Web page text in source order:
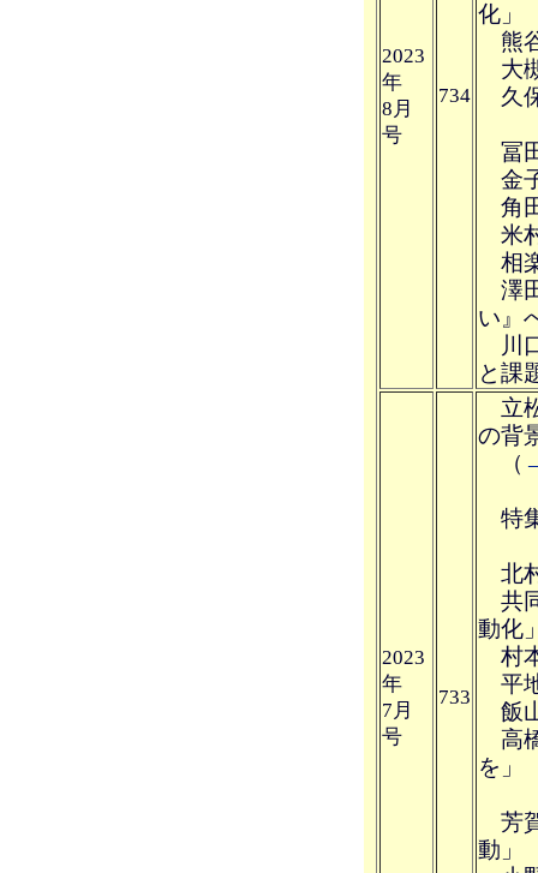
2023
年
8月
号
734
化」
熊
大
久
冨
金
角
米
相
澤
い』
川
と課
2023
年
7月
号
733
立
の背
（
特
北
共
動化
村
平
飯
高
を」
芳
動」